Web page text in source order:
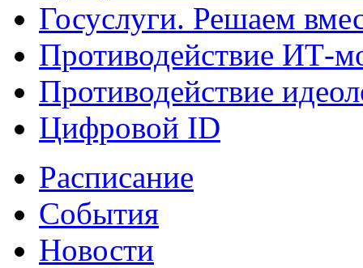
Госуслуги. Решаем
Противодействие ИТ-
Противодействие
Цифровой ID
Расписание
События
Новости